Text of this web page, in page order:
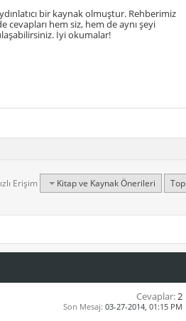
bir kaynak olmuştur. Rehberimiz
cevapları hem siz, hem de aynı şeyi
İyi okumalar!
Erişim Kitap ve Kaynak Önerileri Top
Cevaplar:2
Son Mesaj: 03-27-2014, 01:15 PM